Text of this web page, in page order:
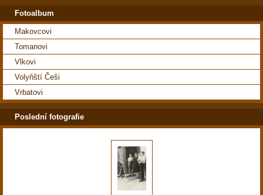
Fotoalbum
Makovcovi
Tomanovi
Vlkovi
Volyňští Češi
Vrbatovi
Poslední fotografie